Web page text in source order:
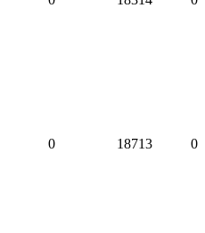
0 18713 0